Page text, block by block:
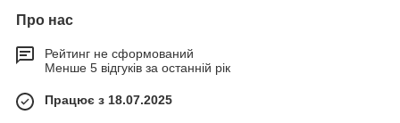
Про нас
Рейтинг не сформований
Менше 5 відгуків за останній рік
Працює з 18.07.2025